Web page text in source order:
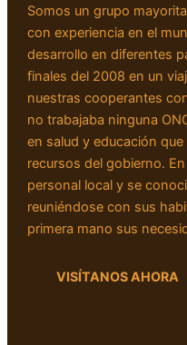
Somos un grupo
con experiencia en el
desarrollo en diferentes
finales del 2008 en un
nuestras cooperantes
no trabajaba ninguna
en salud y educación
recursos del gobierno.
personal local y se
reuniéndose con sus
primera mano sus
VISÍTANOS AHORA